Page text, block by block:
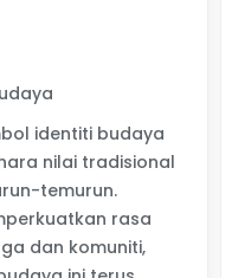
identiti budaya
nilai tradisional
temurun.
rasa
dan komuniti,